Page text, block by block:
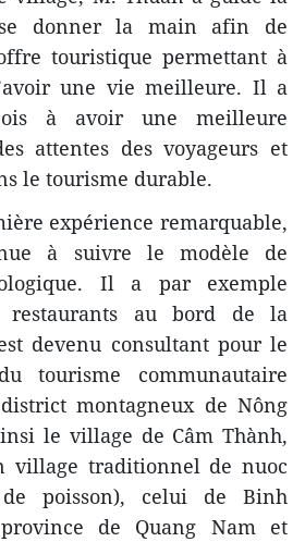
donner la main afin de
touristique permettant à
une vie meilleure. Il a
à avoir une meilleure
attentes des voyageurs et
le tourisme durable.
expérience remarquable,
à suivre le modèle de
Il a par exemple
restaurants au bord de la
devenu consultant pour le
tourisme communautaire
montagneux de Nông
le village de Câm Thành,
village traditionnel de nuoc
poisson), celui de Binh
de Quang Nam et